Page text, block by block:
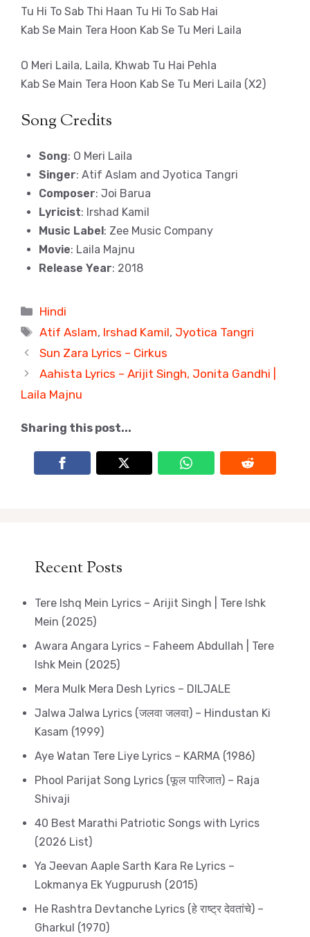
Tu Hi To Sab Thi Haan Tu Hi To Sab Hai
Kab Se Main Tera Hoon Kab Se Tu Meri Laila
O Meri Laila, Laila, Khwab Tu Hai Pehla
Kab Se Main Tera Hoon Kab Se Tu Meri Laila (X2)
Song Credits
Song: O Meri Laila
Singer: Atif Aslam and Jyotica Tangri
Composer: Joi Barua
Lyricist: Irshad Kamil
Music Label: Zee Music Company
Movie: Laila Majnu
Release Year: 2018
Categories
Hindi
Tags
Atif Aslam, Irshad Kamil, Jyotica Tangri
Sun Zara Lyrics – Cirkus
Aahista Lyrics – Arijit Singh, Jonita Gandhi |
Laila Majnu
Sharing this post...
Recent Posts
Tere Ishq Mein Lyrics – Arijit Singh | Tere Ishk
Mein (2025)
Awara Angara Lyrics – Faheem Abdullah | Tere
Ishk Mein (2025)
Mera Mulk Mera Desh Lyrics – DILJALE
Jalwa Jalwa Lyrics (जलवा जलवा) – Hindustan Ki
Kasam (1999)
Aye Watan Tere Liye Lyrics – KARMA (1986)
Phool Parijat Song Lyrics (फूल पारिजात) – Raja
Shivaji
40 Best Marathi Patriotic Songs with Lyrics
(2026 List)
Ya Jeevan Aaple Sarth Kara Re Lyrics –
Lokmanya Ek Yugpurush (2015)
He Rashtra Devtanche Lyrics (हे राष्ट्र देवतांचे) –
Gharkul (1970)